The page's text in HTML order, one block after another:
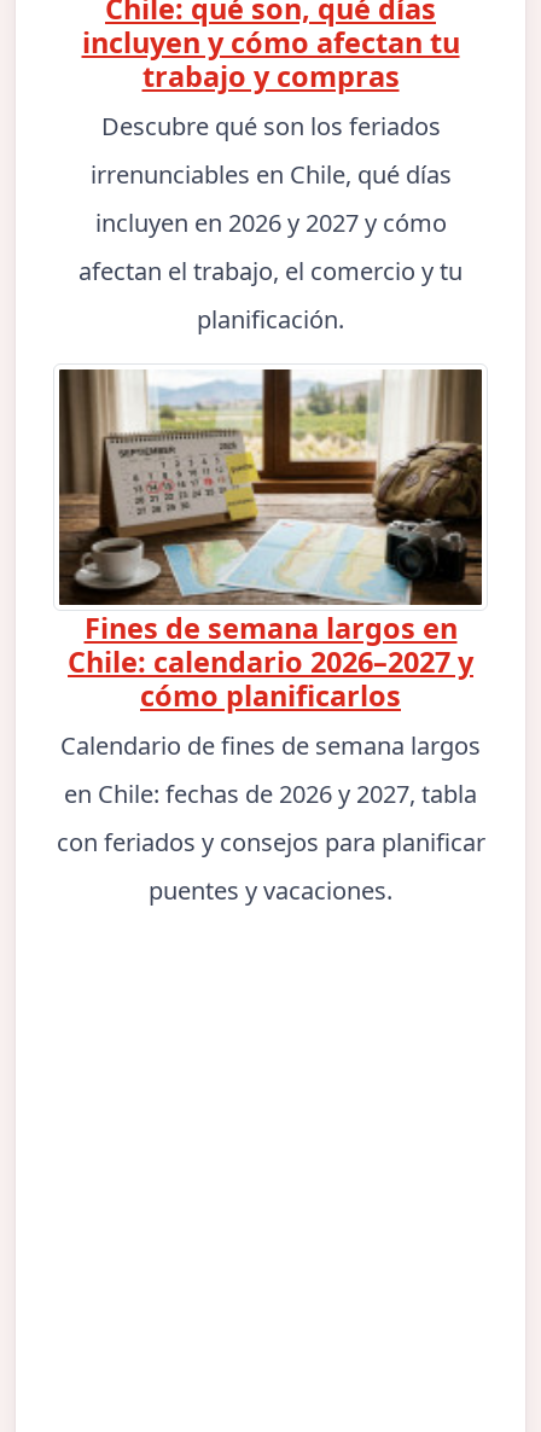
Chile: qué son, qué días
incluyen y cómo afectan tu
trabajo y compras
Descubre qué son los feriados
irrenunciables en Chile, qué días
incluyen en 2026 y 2027 y cómo
afectan el trabajo, el comercio y tu
planificación.
Fines de semana largos en
Chile: calendario 2026–2027 y
cómo planificarlos
Calendario de fines de semana largos
en Chile: fechas de 2026 y 2027, tabla
con feriados y consejos para planificar
puentes y vacaciones.